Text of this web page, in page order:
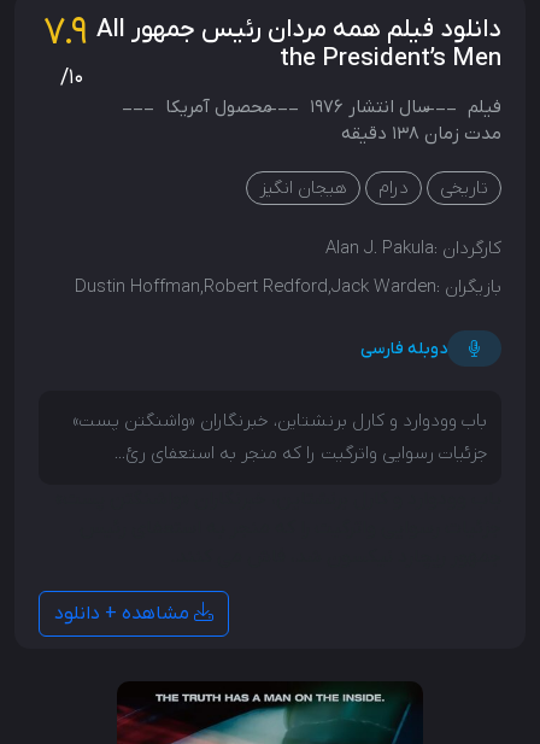
دانلود فیلم همه مردان رئیس جمهور All
the President’s Men
7.9
/10
فیلم سال انتشار 1976 محصول آمریکا
مدت زمان 138 دقیقه
تاریخی درام هیجان انگیز
کارگردان :Alan J. Pakula
بازیگران :Dustin Hoffman,Robert Redford,Jack Warden
دوبله فارسی
باب وودوارد و کارل برنشتاین، خبرنگاران «واشنگتن پست»
جزئیات رسوایی واترگیت را که منجر به استعفای رئ...
مشاهده + دانلود